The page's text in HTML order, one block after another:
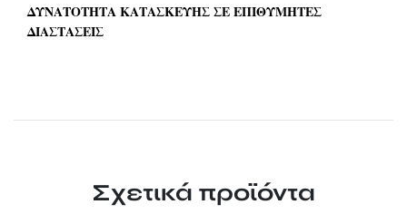
ΔΥΝΑΤΟΤΗΤΑ ΚΑΤΑΣΚΕΥΗΣ ΣΕ ΕΠΙΘΥΜΗΤΕΣ
ΔΙΑΣΤΑΣΕΙΣ
Σχετικά προϊόντα